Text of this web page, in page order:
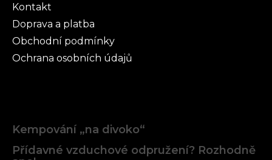
Kontakt
Doprava a platba
Obchodní podmínky
Ochrana osobních údajů
Kempování „na divoko“
Přídavné vzduchové odpružení? Rozhodně